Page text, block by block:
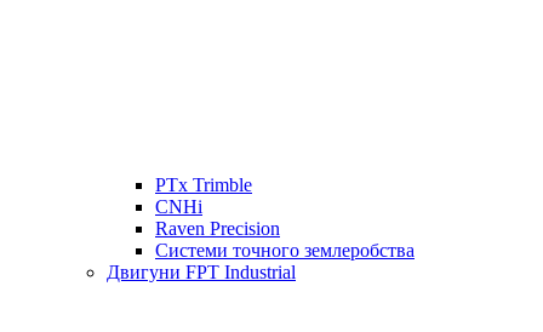
PTx Trimble
CNHi
Raven Precision
Системи точного землеробства
Двигуни FPT Industrial